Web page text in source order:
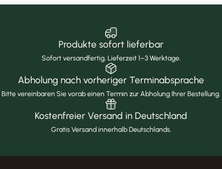
Produkte sofort lieferbar
Sofort versandfertig, Lieferzeit 1–3 Werktage.
Abholung nach vorheriger Terminabsprache
Bitte vereinbaren Sie vorab einen Termin zur Abholung Ihrer Bestellung.
Kostenfreier Versand in Deutschland
Gratis Versand innerhalb Deutschlands.